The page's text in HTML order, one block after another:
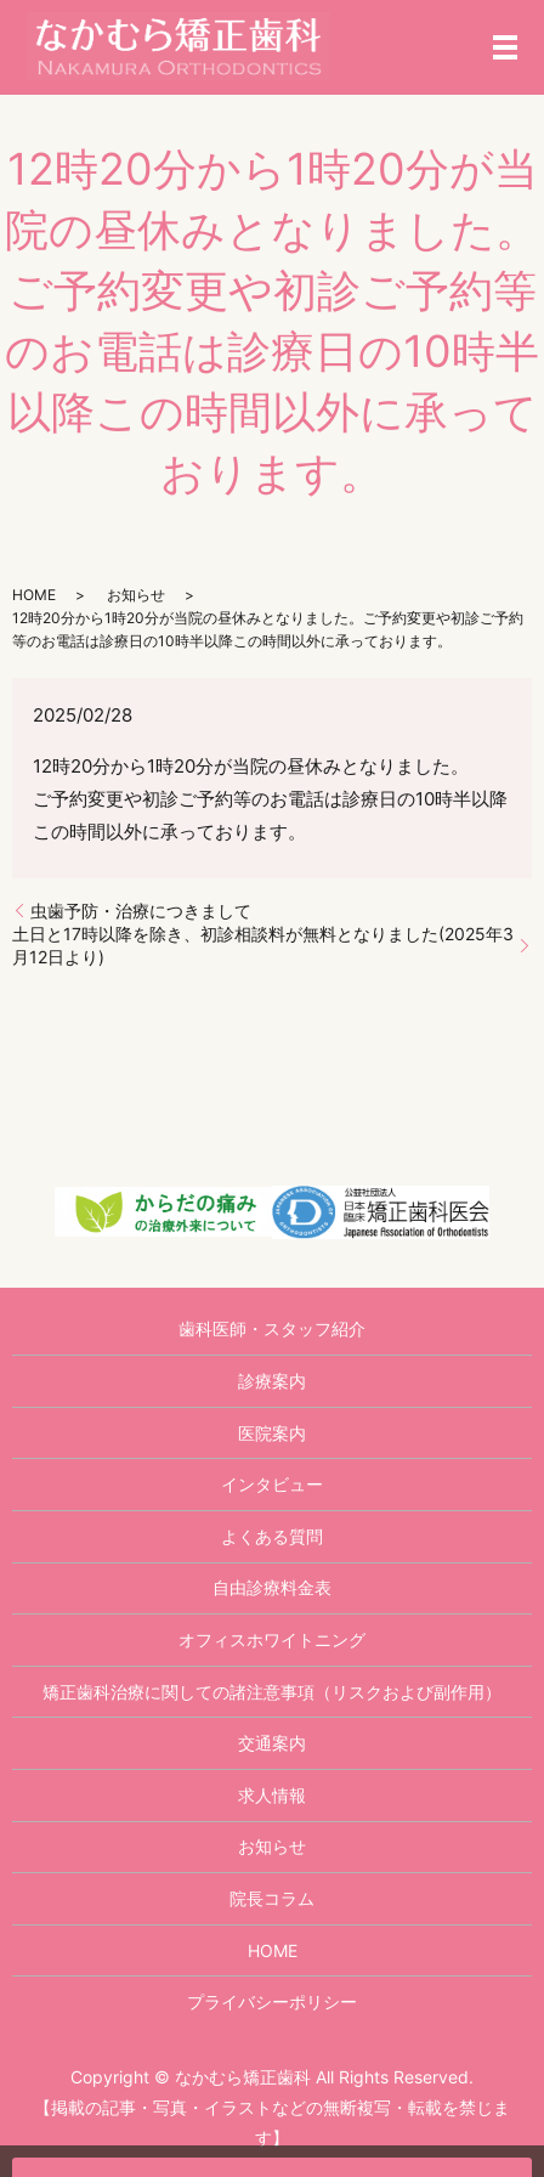
メ
12時20分から1時20分が当
院の昼休みとなりました。
ご予約変更や初診ご予約等
のお電話は診療日の10時半
以降この時間以外に承って
おります。
HOME
お知らせ
12時20分から1時20分が当院の昼休みとなりました。ご予約変更や初診ご予約
等のお電話は診療日の10時半以降この時間以外に承っております。
2025/02/28
12時20分から1時20分が当院の昼休みとなりました。
ご予約変更や初診ご予約等のお電話は診療日の10時半以降
この時間以外に承っております。
虫歯予防・治療につきまして
土日と17時以降を除き、初診相談料が無料となりました(2025年3
月12日より)
歯科医師・スタッフ紹介
診療案内
医院案内
インタビュー
よくある質問
自由診療料金表
オフィスホワイトニング
矯正歯科治療に関しての諸注意事項（リスクおよび副作用）
交通案内
求人情報
お知らせ
院長コラム
HOME
プライバシーポリシー
Copyright © なかむら矯正歯科 All Rights Reserved.
【掲載の記事・写真・イラストなどの無断複写・転載を禁じま
す】